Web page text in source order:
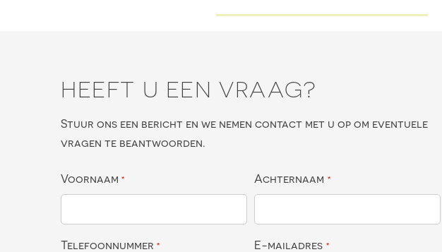
HEEFT U EEN VRAAG?
Stuur ons een bericht en we nemen contact met u op om eventuele
vragen te beantwoorden.
Voornaam * Achternaam *
Telefoonnummer * E-mailadres *